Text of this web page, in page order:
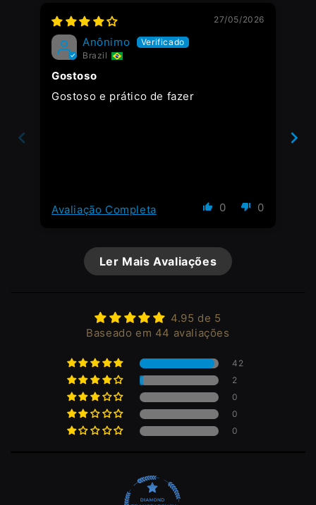
27/05/2026
Anônimo
Brazil
Gostoso
Gostoso e prático de fazer
0 0
Avaliação Completa
Ler Mais Avaliações
4.95 de 5
Baseado em 44 avaliações
42
2
0
0
0